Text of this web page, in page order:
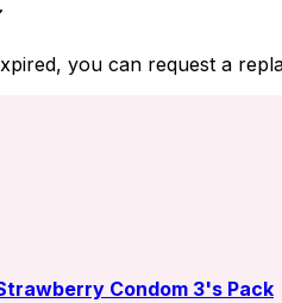
you can request a
Condom 3's Pack